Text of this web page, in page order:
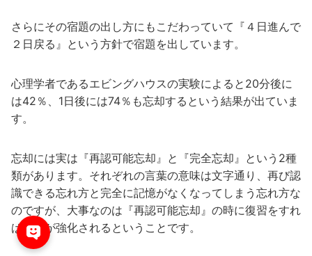
さらにその宿題の出し方にもこだわっていて『４日進んで
２日戻る』という方針で宿題を出しています。
心理学者であるエビングハウスの実験によると20分後に
は42％、1日後には74％も忘却するという結果が出ていま
す。
忘却には実は『再認可能忘却』と『完全忘却』という2種
類があります。それぞれの言葉の意味は文字通り、再び認
識できる忘れ方と完全に記憶がなくなってしまう忘れ方な
のですが、大事なのは『再認可能忘却』の時に復習をすれ
ば記憶が強化されるということです。